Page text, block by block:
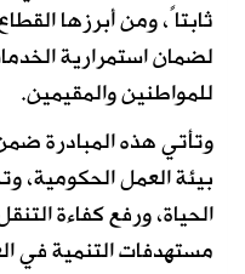
ثابتاً، ومن أبرزها
لضمان استمرارية
للمواطنين والمقيمين.
وتأتي هذه المبادرة
بيئة العمل
الحياة، ورفع كفاءة
مستهدفات التنمية في